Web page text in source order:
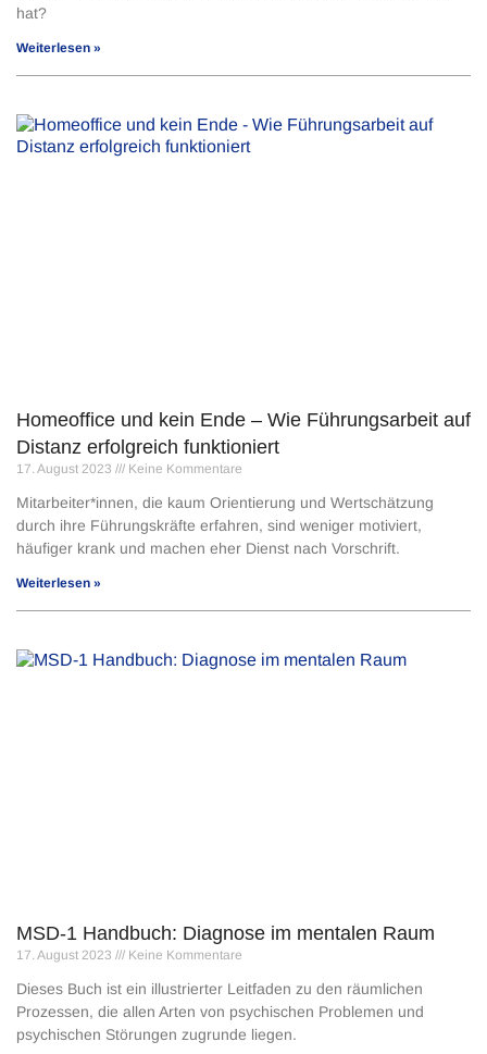
hat?
Weiterlesen »
Homeoffice und kein Ende – Wie Führungsarbeit auf
Distanz erfolgreich funktioniert
17. August 2023 Keine Kommentare
Mitarbeiter*innen, die kaum Orientierung und Wertschätzung
durch ihre Führungskräfte erfahren, sind weniger motiviert,
häufiger krank und machen eher Dienst nach Vorschrift.
Weiterlesen »
MSD-1 Handbuch: Diagnose im mentalen Raum
17. August 2023 Keine Kommentare
Dieses Buch ist ein illustrierter Leitfaden zu den räumlichen
Prozessen, die allen Arten von psychischen Problemen und
psychischen Störungen zugrunde liegen.